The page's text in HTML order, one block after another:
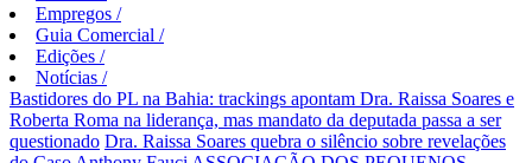
Empregos /
Guia Comercial /
Edições /
Notícias /
Bastidores do PL na Bahia: trackings apontam Dra. Raissa Soares e
Roberta Roma na liderança, mas mandato da deputada passa a ser
questionado Dra. Raissa Soares quebra o silêncio sobre revelações